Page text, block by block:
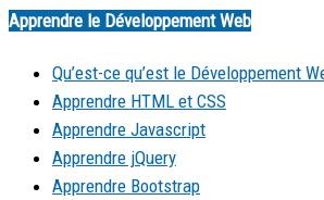
Apprendre le Développement Web
Qu’est-ce qu’est le Développement
Apprendre HTML et CSS
Apprendre Javascript
Apprendre jQuery
Apprendre Bootstrap